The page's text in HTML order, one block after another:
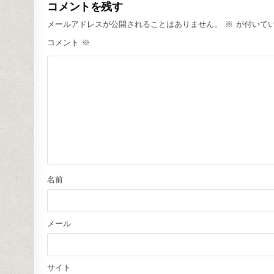
コメントを残す
メールアドレスが公開されることはありません。 ※ が付いて
コメント ※
名前
メール
サイト